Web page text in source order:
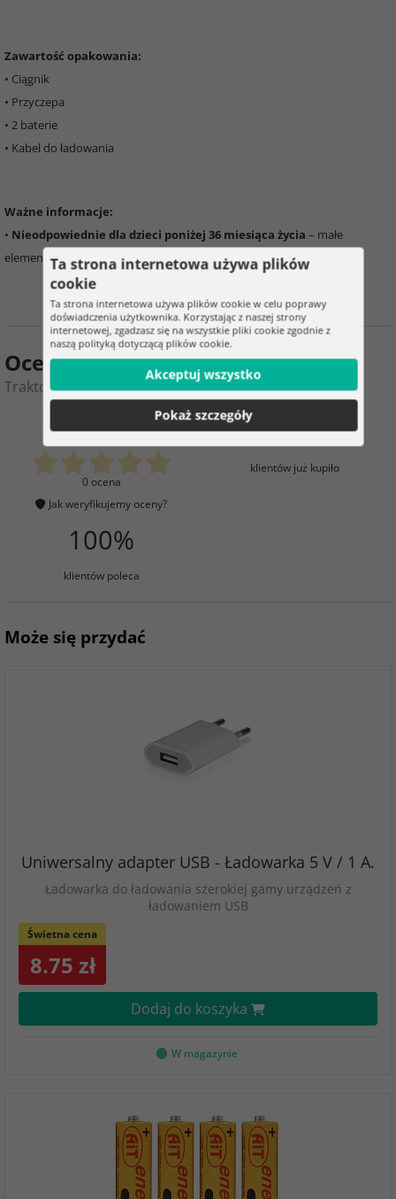
Zawartość opakowania:
• Ciągnik
• Przyczepa
• 2 baterie
• Kabel do ładowania
Ważne informacje:
• Nieodpowiednie dla dzieci poniżej 36 miesiąca życia – małe
elementy, niebezpieczeństwo uduszenia
Ocena produktu
Traktor z przyczepą zdalnie sterowaną
0
0 ocena
Jak weryfikujemy oceny?
2
klientów już kupiło
100%
klientów poleca
Może się przydać
Uniwersalny adapter USB - Ładowarka 5 V / 1 A.
Ładowarka do ładowania szerokiej gamy urządzeń z
ładowaniem USB
Świetna cena
8.75 zł
Dodaj do koszyka
W magazynie
Ta strona internetowa używa plików
cookie
Ta strona internetowa używa plików cookie w celu poprawy
doświadczenia użytkownika. Korzystając z naszej strony
internetowej, zgadzasz się na wszystkie pliki cookie zgodnie z
naszą polityką dotyczącą plików cookie.
Akceptuj wszystko
Pokaż szczegóły